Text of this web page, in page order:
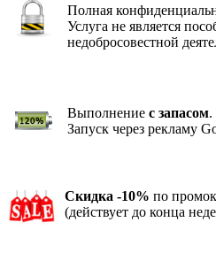
Полная
Услуга не является
недобросовестной
Выполнение с запасом.
Запуск через рекламу
Скидка -10% по
(действует до конца